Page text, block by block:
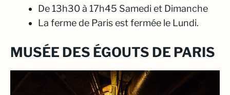
De 13h30 à 17h45 Samedi et Dimanche
La ferme de Paris est fermée le Lundi.
MUSÉE DES ÉGOUTS DE PARIS